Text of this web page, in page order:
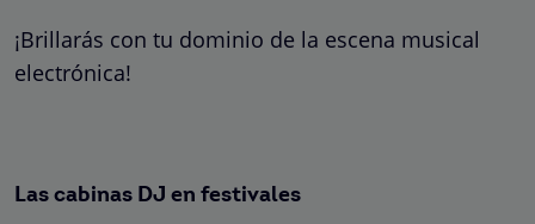
¡Brillarás con tu dominio de la escena musical
electrónica!
Las cabinas DJ en festivales